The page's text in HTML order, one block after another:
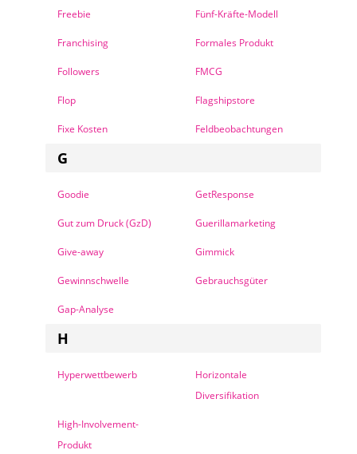
Freebie Fünf-Kräfte-Modell
Franchising Formales Produkt
Followers FMCG
Flop Flagshipstore
Fixe Kosten Feldbeobachtungen
G
Goodie GetResponse
Gut zum Druck (GzD) Guerillamarketing
Give-away Gimmick
Gewinnschwelle Gebrauchsgüter
Gap-Analyse
H
Hyperwettbewerb
Horizontale
Diversifikation
High-Involvement-
Produkt